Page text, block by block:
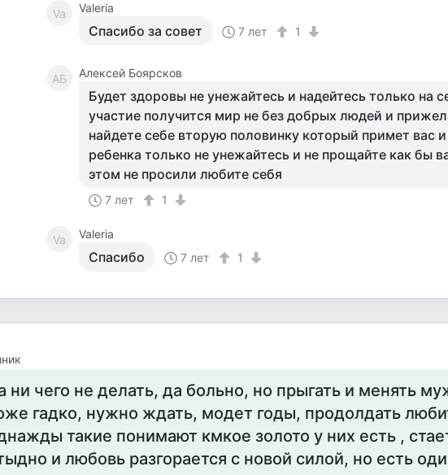
Va Valeria
Спасибо за совет 7 лет 1
АБ Алексей Боярсков
Будет здоровы не унежайтесь и надейтесь только на
участие получится мир не без добрых людей и
найдете себе вторую половинку который примет вас
ребенка только не унежайтесь и не прощайте как бы
этом не просили любите себя
7 лет 1
Va Valeria
Спасибо 7 лет 1
ни чего не делать, да больно, но прыгать и менять
гадко, нужно ждать, модет годы, продолдать
такие понимают кмкое золото у них есть ,
и любовь разгорается с новой силой, но есть